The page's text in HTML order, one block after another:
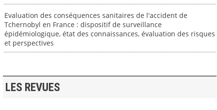
Evaluation des conséquences sanitaires de l'accident de
Tchernobyl en France : dispositif de surveillance
épidémiologique, état des connaissances, évaluation des risques
et perspectives
LES REVUES